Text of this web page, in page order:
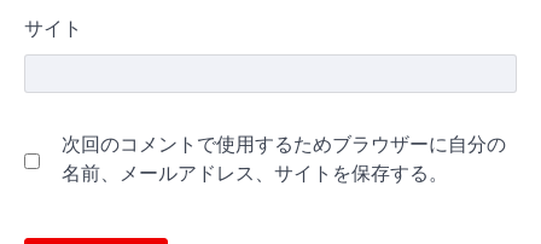
サイト
次回のコメントで使用するためブラウザーに自分の
名前、メールアドレス、サイトを保存する。